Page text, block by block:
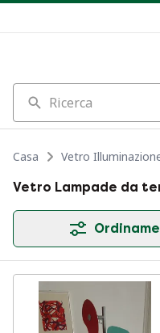
Ricerca
Casa Vetro
Vetro Lampade da